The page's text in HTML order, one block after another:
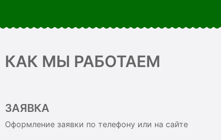
КАК МЫ РАБОТАЕМ
ЗАЯВКА
Оформление заявки по телефону или на сайте